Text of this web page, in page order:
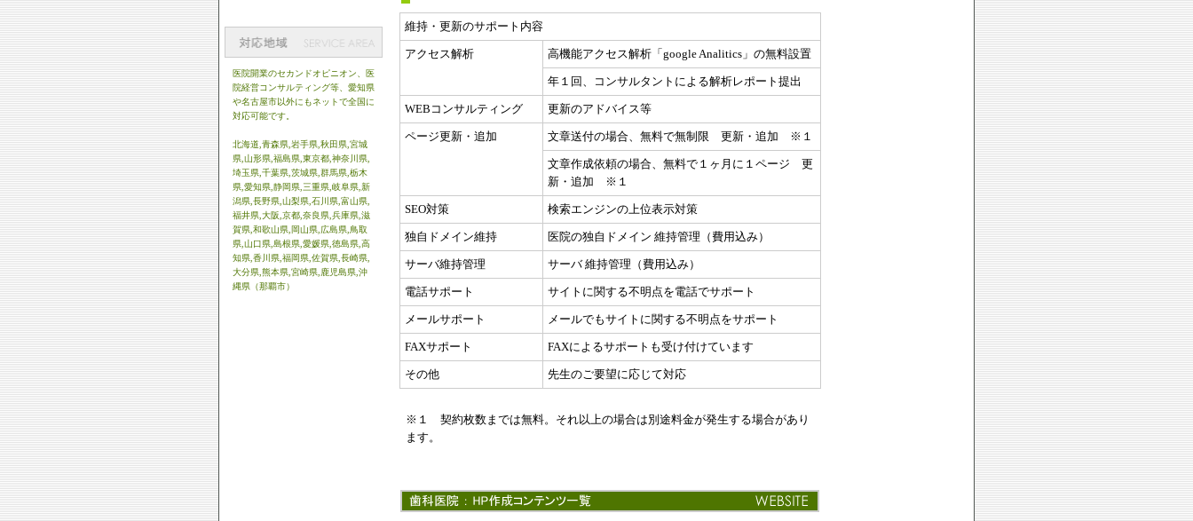
維持・更新のサポート内容
アクセス解析 高機能アクセス解析「google Analitics」の無料設置
年１回、コンサルタントによる解析レポート提出
WEBコンサルティング 更新のアドバイス等
ページ更新・追加 文章送付の場合、無料で無制限 更新・追加 ※１
文章作成依頼の場合、無料で１ヶ月に１ページ 更
新・追加 ※１
SEO対策 検索エンジンの上位表示対策
独自ドメイン維持 医院の独自ドメイン 維持管理（費用込み）
サーバ維持管理 サーバ 維持管理（費用込み）
電話サポート サイトに関する不明点を電話でサポート
メールサポート メールでもサイトに関する不明点をサポート
FAXサポート FAXによるサポートも受け付けています
その他 先生のご要望に応じて対応
※１ 契約枚数までは無料。それ以上の場合は別途料金が発生する場合があり
ます。
医院開業のセカンドオピニオン、医
院経営コンサルティング等、 愛知県
や名古屋市以外にもネットで全国に
対応可能です。
北海道,青森県,岩手県,秋田県,宮城
県,山形県,福島県,東京都,神奈川県,
埼玉県,千葉県,茨城県,群馬県,栃木
県,愛知県,静岡県,三重県,岐阜県,新
潟県,長野県,山梨県,石川県,富山県,
福井県,大阪,京都,奈良県,兵庫県,滋
賀県,和歌山県,岡山県,広島県,鳥取
県,山口県,島根県,愛媛県,徳島県,高
知県,香川県,福岡県,佐賀県,長崎県,
大分県,熊本県,宮崎県,鹿児島県,沖
縄県（那覇市）